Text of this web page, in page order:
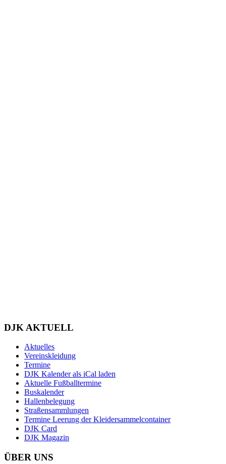
DJK AKTUELL
Aktuelles
Vereinskleidung
Termine
DJK Kalender als iCal laden
Aktuelle Fußballtermine
Buskalender
Hallenbelegung
Straßensammlungen
Termine Leerung der Kleidersammelcontainer
DJK Card
DJK Magazin
ÜBER UNS